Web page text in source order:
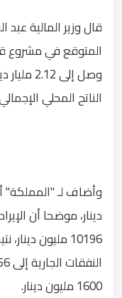
قال وزير المالية
المتوقع في مشروع
الناتح المحلي
دينار، موضحا أن
10196 مليون
1600 مليون دينار.